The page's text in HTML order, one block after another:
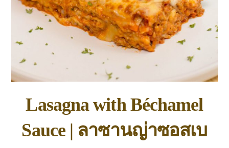
Lasagna with Béchamel
Sauce | ลาซานญ่าซอสเบ